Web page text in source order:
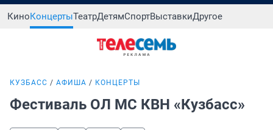
КиноКонцертыТеатрДетямСпортВыставкиДругое
КУЗБАСС АФИША КОНЦЕРТЫ
Фестиваль ОЛ МС КВН «Кузбасс»